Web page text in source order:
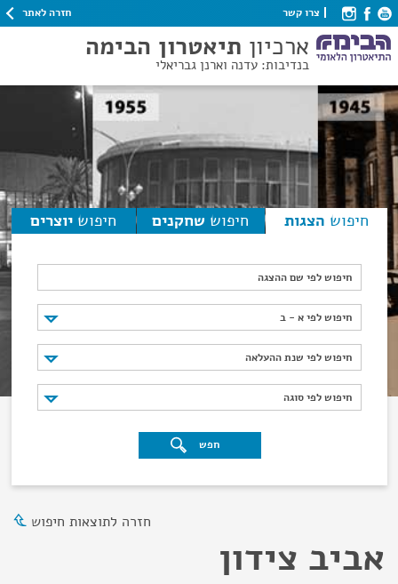
צרו קשר חזרה לאתר
ארכיון תיאטרון הבימה
בנדיבות: עדנה וארנן גבריאלי
חיפוש הצגות חיפוש שחקנים חיפוש יוצרים
חיפוש לפי שם ההצגה
חיפוש לפי א - ב
חיפוש לפי א - ב
חיפוש לפי שנת ההעלאה
חיפוש לפי שנת ההעלאה
חיפוש לפי סוגה
חיפוש לפי סוגה
חפש
חזרה לתוצאות חיפוש
אביב צידון